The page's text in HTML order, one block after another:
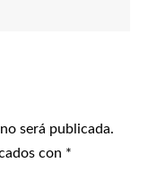
será publicada.
con *